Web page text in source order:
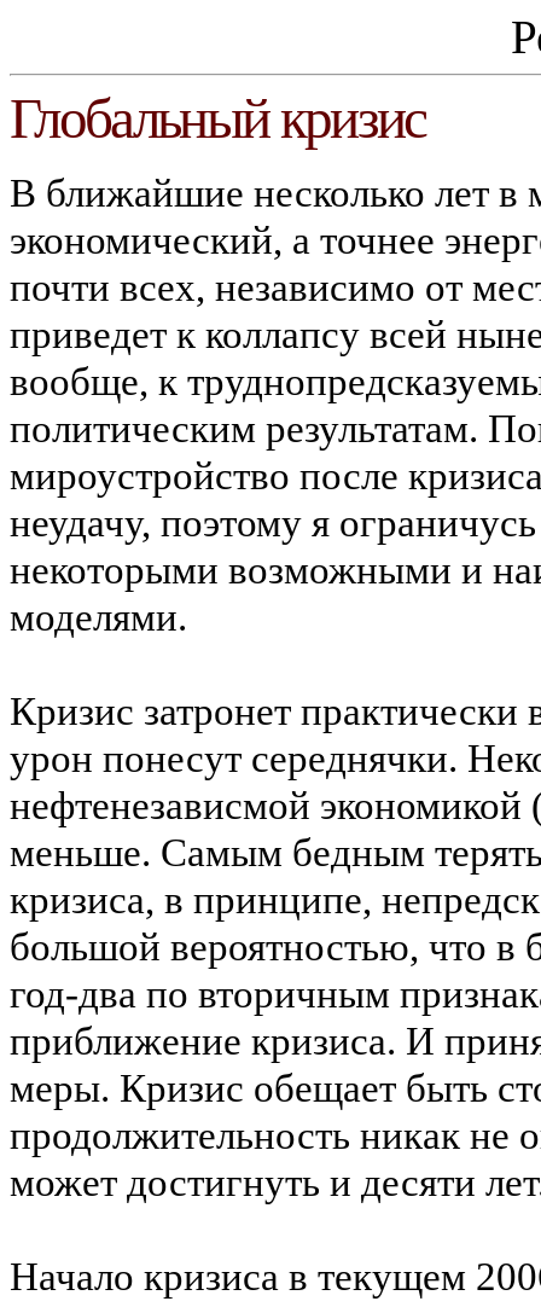
Глобальный кризис
В ближайшие несколько лет в
экономический, а точнее
почти всех, независимо от
приведет к коллапсу всей
вообще, к
политическим результатам.
мироустройство после
неудачу, поэтому я
некоторыми возможными и
моделями.
Кризис затронет
урон понесут середнячки.
нефтенезависмой экономикой
меньше. Самым бедным терять
кризиса, в принципе,
большой вероятностью, что в
год-два по вторичным
приближение кризиса. И
меры. Кризис обещает быть
продолжительность никак не
может достигнуть и десяти
Начало кризиса в текущем